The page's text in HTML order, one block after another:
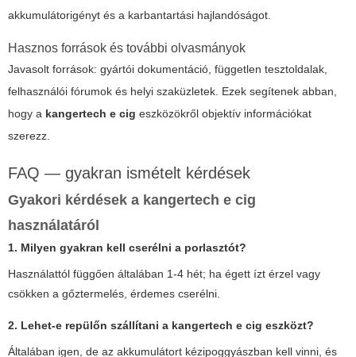
akkumulátorigényt és a karbantartási hajlandóságot.
Hasznos források és további olvasmányok
Javasolt források: gyártói dokumentáció, független tesztoldalak,
felhasználói fórumok és helyi szaküzletek. Ezek segítenek abban,
hogy a kangertech e cig eszközökről objektív információkat
szerezz.
FAQ — gyakran ismételt kérdések
Gyakori kérdések a kangertech e cig
használatáról
1. Milyen gyakran kell cserélni a porlasztót?
Használattól függően általában 1-4 hét; ha égett ízt érzel vagy
csökken a gőztermelés, érdemes cserélni.
2. Lehet-e repülőn szállítani a kangertech e cig eszközt?
Általában igen, de az akkumulátort kézipoggyászban kell vinni, és